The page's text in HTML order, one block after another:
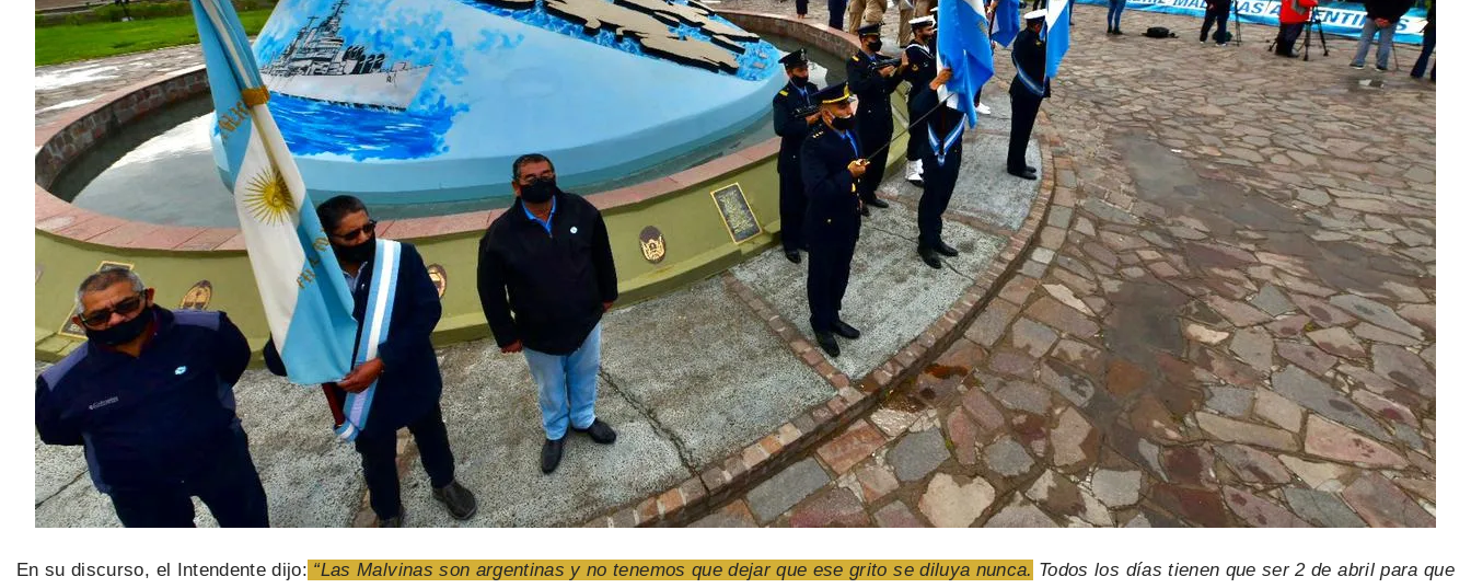
En su discurso, el Intendente dijo: “Las Malvinas son argentinas y no tenemos que dejar que ese grito se diluya nunca. Todos los días tienen que ser 2 de abril para que